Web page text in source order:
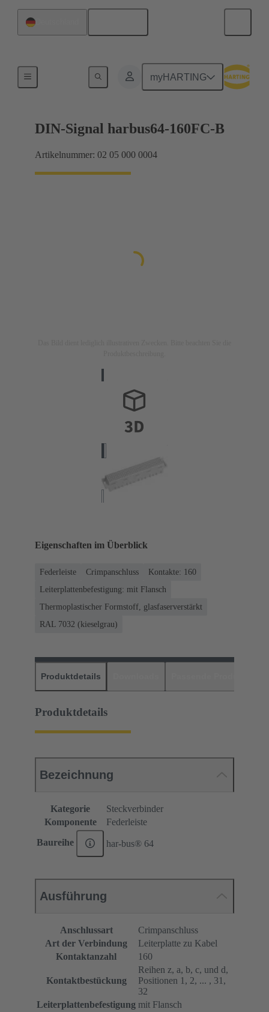
myHARTING
DIN-Signal harbus64-160FC-B
Artikelnummer: 02 05 000 0004
Eigenschaften im Überblick
Federleiste Crimpanschluss
Kontakte: 160
Leiterplattenbefestigung: mit Flansch
Thermoplastischer Formstoff, glasfaserverstärkt
RAL 7032 (kieselgrau)
Produktdetails
Produktdetails
Bezeichnung
Kategorie
Steckverbinder
Komponente
Federleiste
Baureihe har-bus® 64
Ausführung
Anschlussart
Crimpanschluss
Art der Verbindung
Leiterplatte zu Kabel
Kontaktanzahl
160
Kontaktbestückung
Reihen z, a, b, c, und d,
Positionen 1, 2, ... , 31,
32
Leiterplattenbefestigung mit Flansch